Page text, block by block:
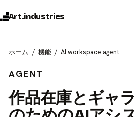
Art.industries
ホーム 機能 AI workspace agent
AGENT
作品在庫とギャ